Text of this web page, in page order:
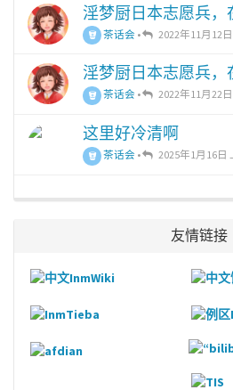
淫梦厨日本志愿兵，
茶话会 • 2022年11月12
淫梦厨日本志愿兵，
茶话会 • 2022年11月22
这里好冷清啊
茶话会 • 2025年1月16日
友情链接